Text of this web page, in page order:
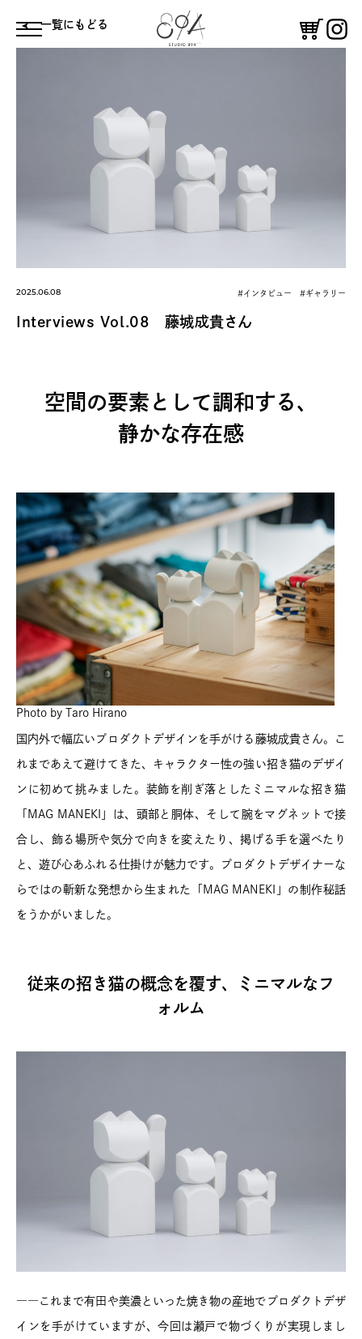
鑑賞する
ギャラリー コーヒースタンド
⼀覧にもどる
2025.06.08 #インタビュー #ギャラリー
Interviews Vol.08 藤城成貴さん
空間の要素として調和する、
静かな存在感
Photo by Taro Hirano
国内外で幅広いプロダクトデザインを手がける藤城成貴さん。こ
れまであえて避けてきた、キャラクター性の強い招き猫のデザイ
ンに初めて挑みました。装飾を削ぎ落としたミニマルな招き猫
「MAG MANEKI」は、頭部と胴体、そして腕をマグネットで接
合し、飾る場所や気分で向きを変えたり、掲げる手を選べたり
と、遊び心あふれる仕掛けが魅力です。プロダクトデザイナーな
らではの斬新な発想から生まれた「MAG MANEKI」の制作秘話
をうかがいました。
従来の招き猫の概念を覆す、ミニマルなフ
ォルム
――これまで有田や美濃といった焼き物の産地でプロダクトデザ
インを手がけていますが、今回は瀬戸で物づくりが実現しまし